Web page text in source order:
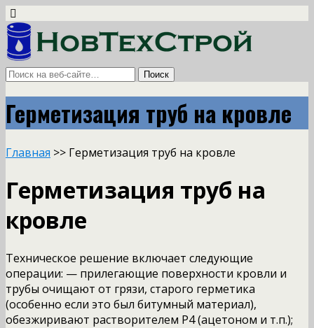
Герметизация труб на кровле
Главная >> Герметизация труб на кровле
Герметизация труб на
кровле
Техническое решение включает следующие
операции: — прилегающие поверхности кровли и
трубы очищают от грязи, старого герметика
(особенно если это был битумный материал),
обезжиривают растворителем Р4 (ацетоном и т.п.);